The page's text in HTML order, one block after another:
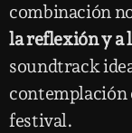
combinación
la reflexión y a
soundtrack
contemplación
festival.